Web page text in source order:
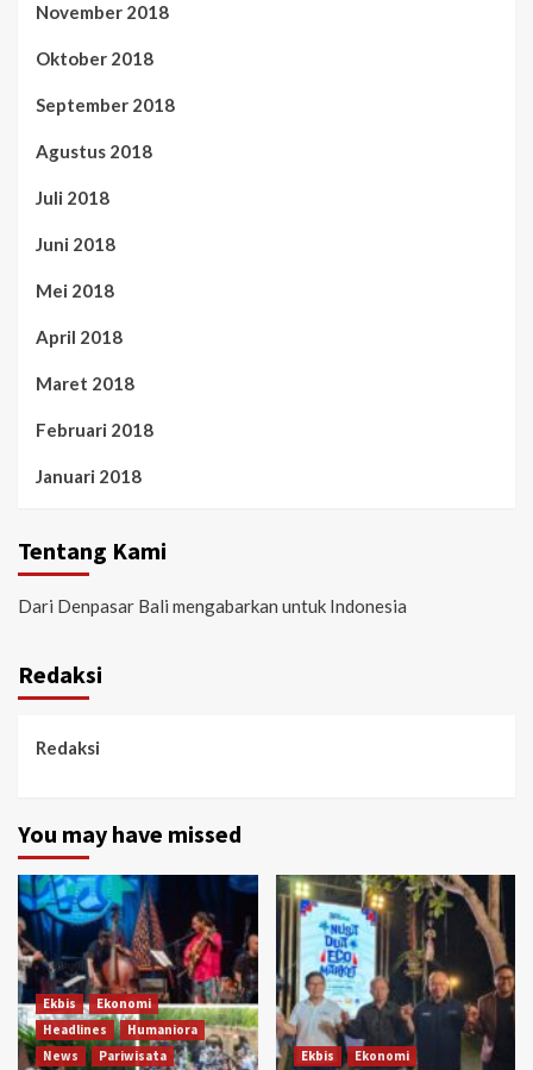
November 2018
Oktober 2018
September 2018
Agustus 2018
Juli 2018
Juni 2018
Mei 2018
April 2018
Maret 2018
Februari 2018
Januari 2018
Tentang Kami
Dari Denpasar Bali mengabarkan untuk Indonesia
Redaksi
Redaksi
You may have missed
Ekbis
Ekonomi
Headlines
Humaniora
News
Pariwisata
Ekbis
Ekonomi